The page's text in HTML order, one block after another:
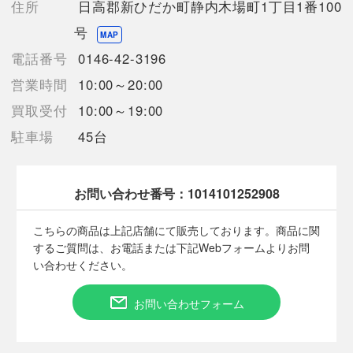
【こちらの商品は在庫連動システムを導入し、店頭や他ネットシ
ョップと併売を行なっておりますが、
タイミングによりシステムの反映が間に合わず欠品となってしま
う場合がございます。
売切れの場合は、ご購入をキャンセルさせていただく場合がござ
います。】
【備考/コメント】
る程度のキズがあるため、記載のない見落としによるキズ等ある
場合がございます
■状態等は画像をご確認・ご参照下さい。
こちらの商品はお客様から買取させていただいた商品であり、
人の手を経た商品です。
住所
日高郡新ひだか町静内木場町1丁目1番100
号
MAP
電話番号 0146-42-3196
営業時間
10:00～20:00
買取受付
10:00～19:00
駐車場
45台
お問い合わせ番号： 1014101252908
こちらの商品は上記店舗にて販売しております。商品に関
するご質問は、お電話または下記Webフォームよりお問
い合わせください。
お問い合わせフォーム